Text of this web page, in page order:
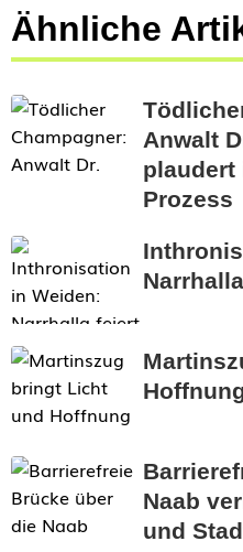
Ähnliche
Anwalt
plaudert
Prozess
Naab
und